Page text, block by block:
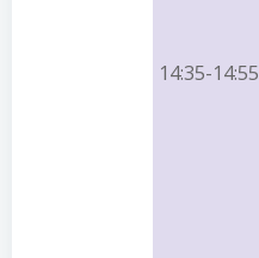
14:35-14:55